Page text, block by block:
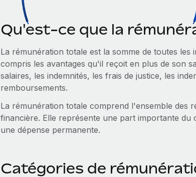
Qu'est-ce que la
La rémunération totale est la somme de toutes
compris les avantages qu'il reçoit en plus de son
salaires, les indemnités, les frais de justice, les
remboursements.
La rémunération totale comprend l'ensemble des
financière. Elle représente une part importante
une dépense permanente.
Catégories de